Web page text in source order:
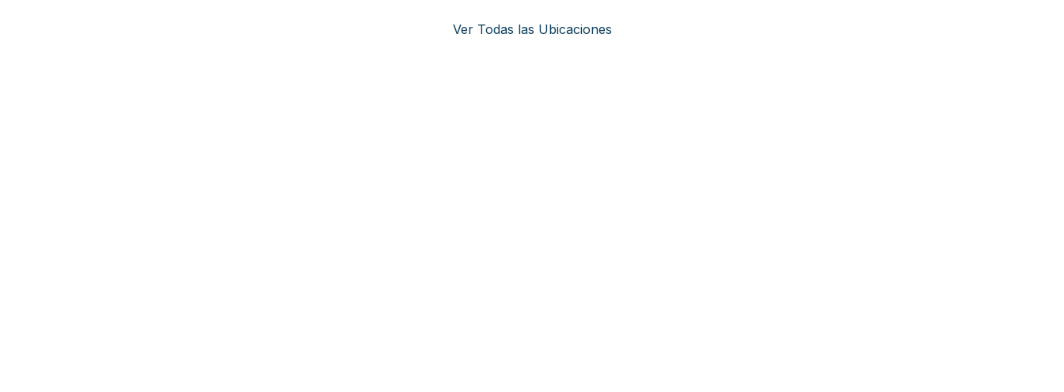
Ver Todas las Ubicaciones